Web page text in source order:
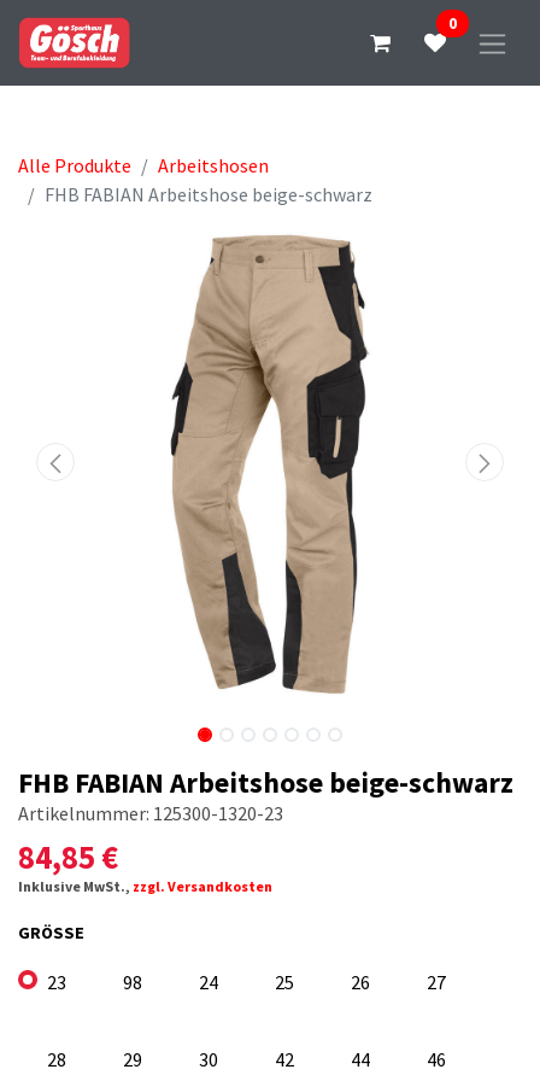
0
Alle Produkte
Arbeitshosen
FHB FABIAN Arbeitshose beige-schwarz
FHB FABIAN Arbeitshose beige-schwarz
Artikelnummer: 125300-1320-23
84,85 €
Inklusive MwSt., zzgl. Versandkosten
GRÖSSE
23 98 24 25 26 27
28 29 30 42 44 46